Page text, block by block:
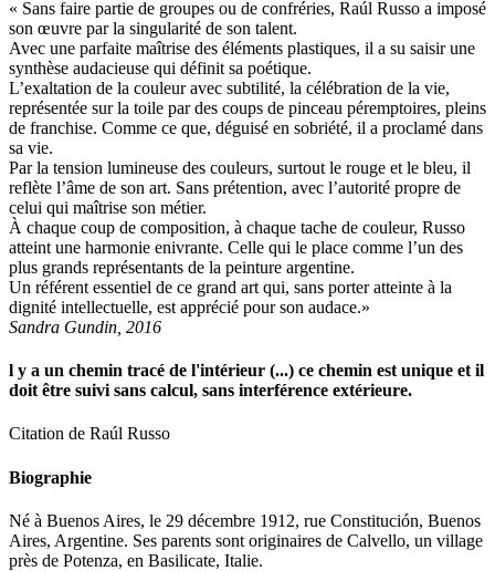
« Sans faire partie de groupes ou de confréries, Raúl Russo a imposé
son œuvre par la singularité de son talent.
Avec une parfaite maîtrise des éléments plastiques, il a su saisir une
synthèse audacieuse qui définit sa poétique.
L’exaltation de la couleur avec subtilité, la célébration de la vie,
représentée sur la toile par des coups de pinceau péremptoires, pleins
de franchise. Comme ce que, déguisé en sobriété, il a proclamé dans
sa vie.
Par la tension lumineuse des couleurs, surtout le rouge et le bleu, il
reflète l’âme de son art. Sans prétention, avec l’autorité propre de
celui qui maîtrise son métier.
À chaque coup de composition, à chaque tache de couleur, Russo
atteint une harmonie enivrante. Celle qui le place comme l’un des
plus grands représentants de la peinture argentine.
Un référent essentiel de ce grand art qui, sans porter atteinte à la
dignité intellectuelle, est apprécié pour son audace.»
Sandra Gundin, 2016
l y a un chemin tracé de l'intérieur (...) ce chemin est unique et il
doit être suivi sans calcul, sans interférence extérieure.
Citation de Raúl Russo
Biographie
Né à Buenos Aires, le 29 décembre 1912, rue Constitución, Buenos
Aires, Argentine. Ses parents sont originaires de Calvello, un village
près de Potenza, en Basilicate, Italie.